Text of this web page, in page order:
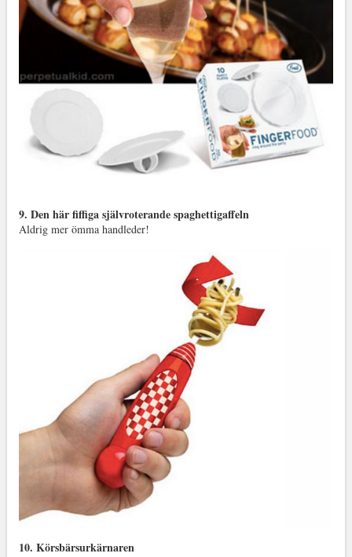
9. Den här fiffiga självroterande spaghettigaffeln
Aldrig mer ömma handleder!
10. Körsbärsurkärnaren